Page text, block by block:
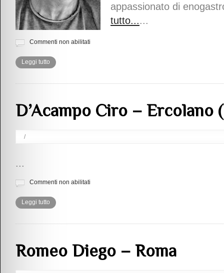
appassionato di
tutto......
Commenti non abilitati
Leggi tutto
D’Acampo Ciro – Ercolano
/
...
Commenti non abilitati
Leggi tutto
Romeo Diego – Roma